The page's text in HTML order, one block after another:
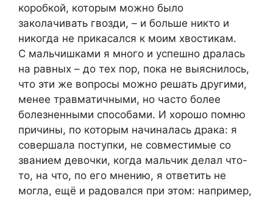
коробкой, которым можно было
заколачивать гвозди, – и больше никто и
никогда не прикасался к моим хвостикам.
С мальчишками я много и успешно дралась
на равных – до тех пор, пока не выяснилось,
что эти же вопросы можно решать другими,
менее травматичными, но часто более
болезненными способами. И хорошо помню
причины, по которым начиналась драка: я
совершала поступки, не совместимые со
званием девочки, когда мальчик делал что-
то, на что, по его мнению, я ответить не
могла, ещё и радовался при этом: например,